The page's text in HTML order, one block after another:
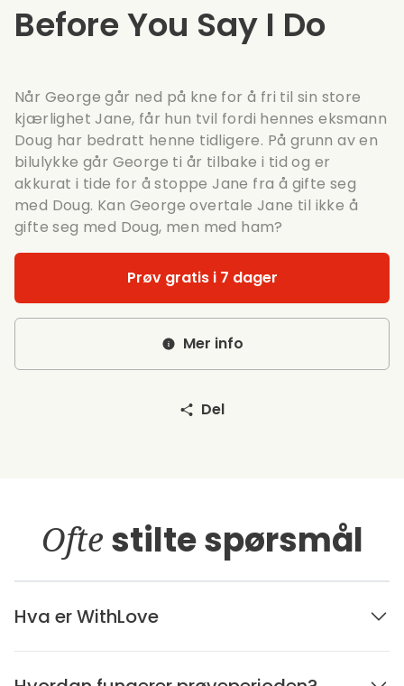
Before You Say I Do
Når George går ned på kne for å fri til sin store
kjærlighet Jane, får hun tvil fordi hennes eksmann
Doug har bedratt henne tidligere. På grunn av en
bilulykke går George ti år tilbake i tid og er
akkurat i tide for å stoppe Jane fra å gifte seg
med Doug. Kan George overtale Jane til ikke å
gifte seg med Doug, men med ham?
Prøv gratis i 7 dager
Mer info
Del
Ofte stilte spørsmål
Hva er WithLove